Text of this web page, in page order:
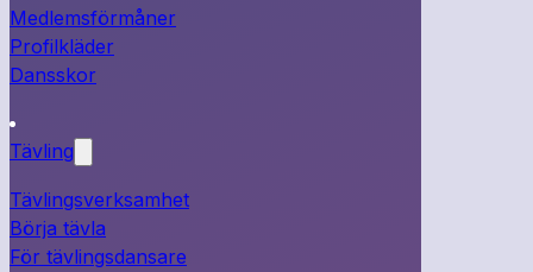
Medlemsförmåner
Profilkläder
Dansskor
Tävling
Tävlingsverksamhet
Börja tävla
För tävlingsdansare